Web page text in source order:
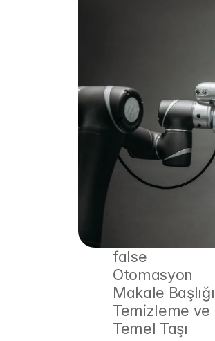
false
Otomasyon
Makale
Temizleme
Temel Taşı